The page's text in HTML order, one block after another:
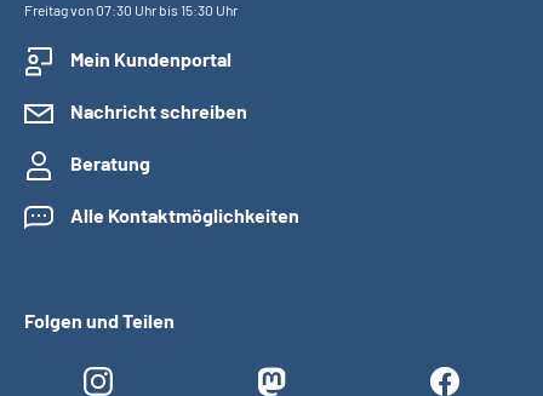
Freitag von 07:30 Uhr bis 15:30 Uhr
Mein Kundenportal
Nachricht schreiben
Beratung
Alle Kontaktmöglichkeiten
Folgen und Teilen